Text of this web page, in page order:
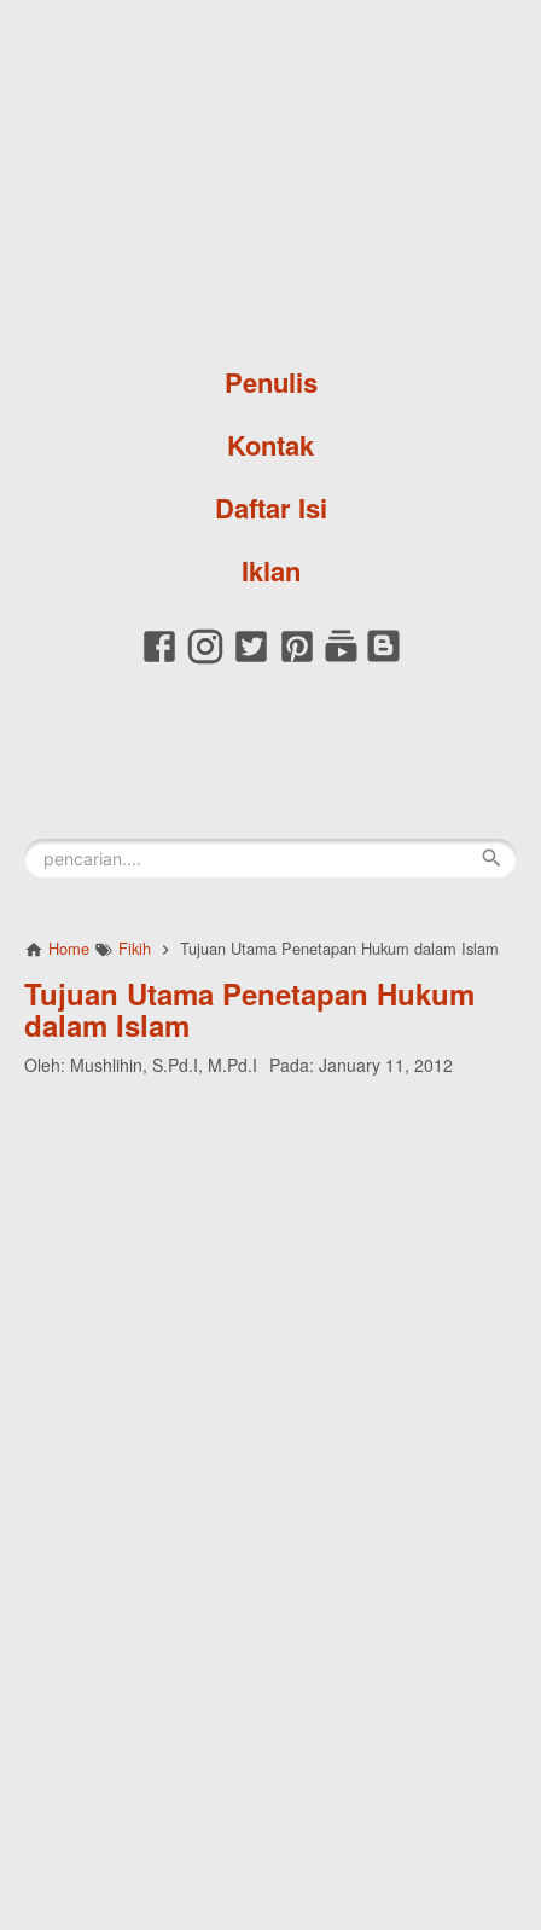
Penulis
Kontak
Daftar Isi
Iklan
Home Fikih Tujuan Utama Penetapan Hukum dalam Islam
Tujuan Utama Penetapan Hukum
dalam Islam
Oleh: Mushlihin, S.Pd.I, M.Pd.I Pada: January 11, 2012